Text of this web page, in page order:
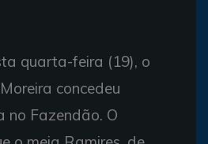
quarta-feira (19), o
concedeu
no Fazendão. O